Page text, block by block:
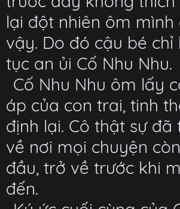
lại đột nhiên ôm mình
vậy. Do đó cậu bé chỉ
tục an ủi Cố Nhu Nhu.
Cố Nhu Nhu ôm lấy
áp của con trai, tinh
định lại. Cô thật sự đã
về nơi mọi chuyện
đầu, trở về trước khi
đến.